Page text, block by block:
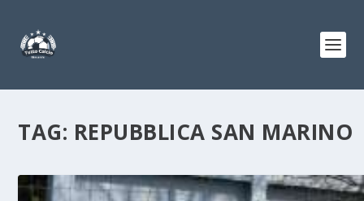
TAG: REPUBBLICA SAN MARINO